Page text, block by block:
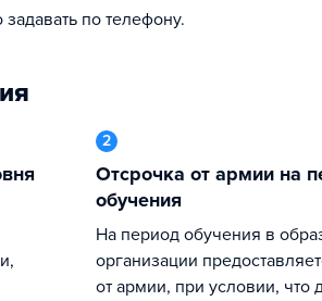
по телефону.
2
Отсрочка от армии на период
обучения
На период обучения в образовательной
организации
от армии, при условии, что